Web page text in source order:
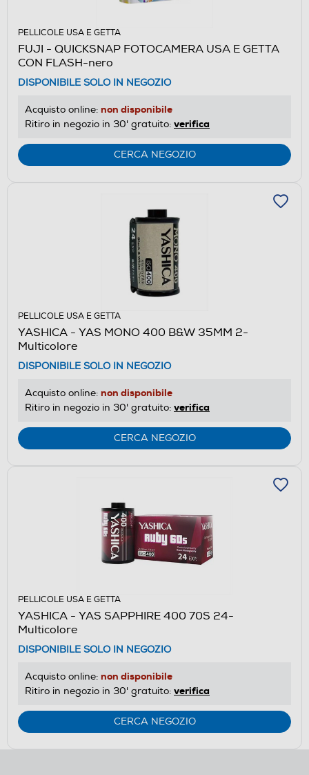
PELLICOLE USA E GETTA
FUJI - QUICKSNAP FOTOCAMERA USA E GETTA
CON FLASH-nero
DISPONIBILE SOLO IN NEGOZIO
Acquisto online: non disponibile
Ritiro in negozio in 30' gratuito: verifica
CERCA NEGOZIO
PELLICOLE USA E GETTA
YASHICA - YAS MONO 400 B&W 35MM 2-
Multicolore
DISPONIBILE SOLO IN NEGOZIO
Acquisto online: non disponibile
Ritiro in negozio in 30' gratuito: verifica
CERCA NEGOZIO
PELLICOLE USA E GETTA
YASHICA - YAS SAPPHIRE 400 70S 24-
Multicolore
DISPONIBILE SOLO IN NEGOZIO
Acquisto online: non disponibile
Ritiro in negozio in 30' gratuito: verifica
CERCA NEGOZIO